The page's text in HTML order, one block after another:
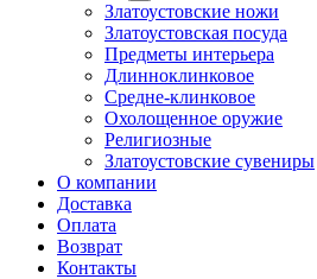
Златоустовские ножи
Златоустовская посуда
Предметы интерьера
Длинноклинковое
Средне-клинковое
Охолощенное оружие
Религиозные
Златоустовские сувениры
О компании
Доставка
Оплата
Возврат
Контакты